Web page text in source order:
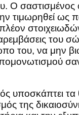
Ο σαστισμένος
τιμωρηθεί ως
του
του, να μην
υποσκάπτει τα
της